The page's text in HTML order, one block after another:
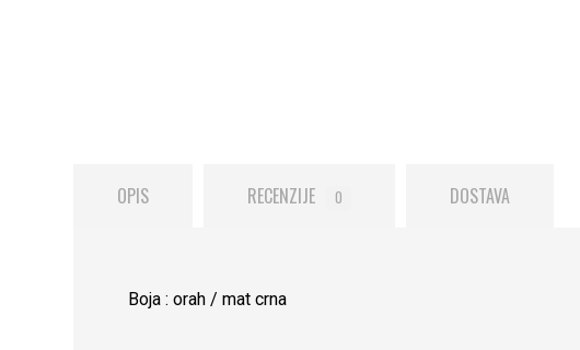
OPIS RECENZIJE 0 DOSTAVA
Boja : orah / mat crna